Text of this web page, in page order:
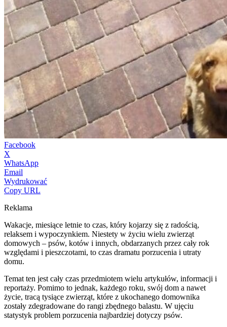
Facebook
X
WhatsApp
Email
Wydrukować
Copy URL
Reklama
Wakacje, miesiące letnie to czas, który kojarzy się z radością,
relaksem i wypoczynkiem. Niestety w życiu wielu zwierząt
domowych – psów, kotów i innych, obdarzanych przez cały rok
względami i pieszczotami, to czas dramatu porzucenia i utraty
domu.
Temat ten jest cały czas przedmiotem wielu artykułów, informacji i
reportaży. Pomimo to jednak, każdego roku, swój dom a nawet
życie, tracą tysiące zwierząt, które z ukochanego domownika
zostały zdegradowane do rangi zbędnego balastu. W ujęciu
statystyk problem porzucenia najbardziej dotyczy psów.